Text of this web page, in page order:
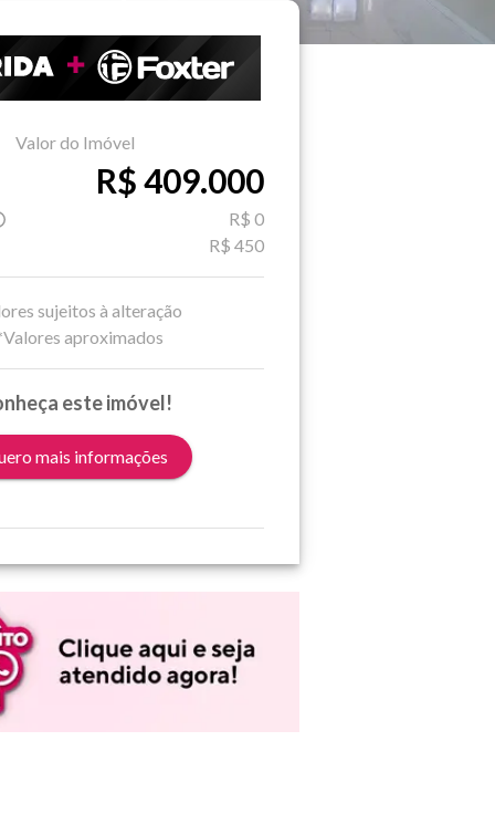
Valor do Imóvel
R$ 409.000
R$ 0
R$ 450
sujeitos à alteração
aproximados
este imóvel!
mais informações